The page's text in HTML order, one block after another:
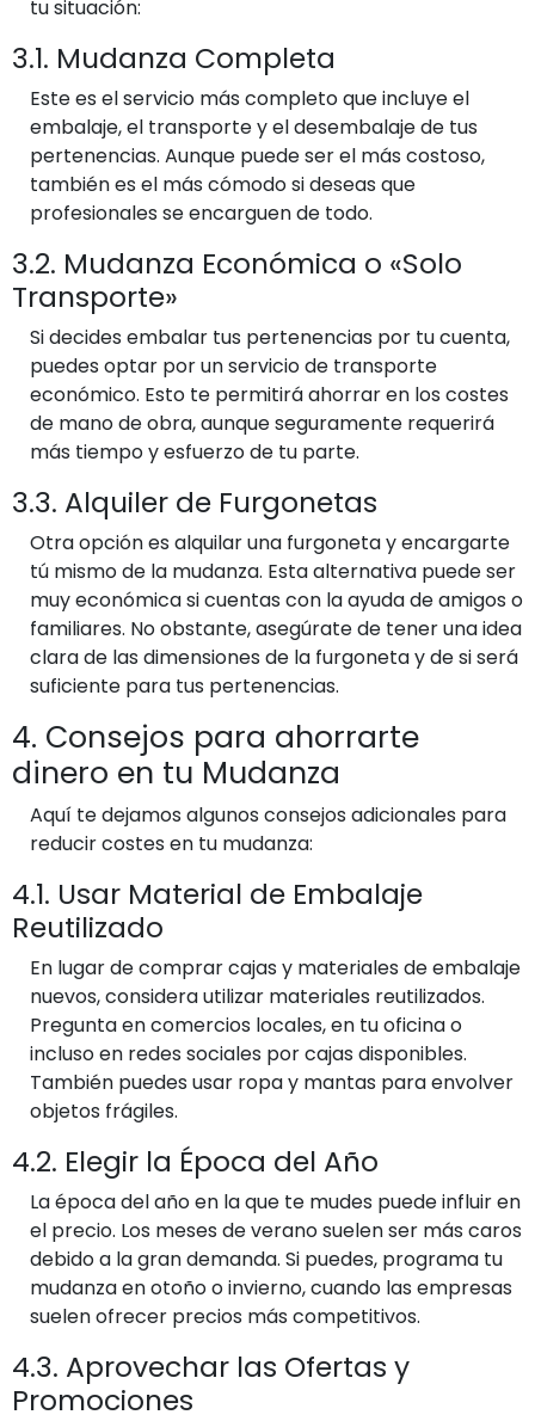
tu situación:
3.1. Mudanza Completa
Este es el servicio más completo que incluye el
embalaje, el transporte y el desembalaje de tus
pertenencias. Aunque puede ser el más costoso,
también es el más cómodo si deseas que
profesionales se encarguen de todo.
3.2. Mudanza Económica o «Solo
Transporte»
Si decides embalar tus pertenencias por tu cuenta,
puedes optar por un servicio de transporte
económico. Esto te permitirá ahorrar en los costes
de mano de obra, aunque seguramente requerirá
más tiempo y esfuerzo de tu parte.
3.3. Alquiler de Furgonetas
Otra opción es alquilar una furgoneta y encargarte
tú mismo de la mudanza. Esta alternativa puede ser
muy económica si cuentas con la ayuda de amigos o
familiares. No obstante, asegúrate de tener una idea
clara de las dimensiones de la furgoneta y de si será
suficiente para tus pertenencias.
4. Consejos para ahorrarte
dinero en tu Mudanza
Aquí te dejamos algunos consejos adicionales para
reducir costes en tu mudanza:
4.1. Usar Material de Embalaje
Reutilizado
En lugar de comprar cajas y materiales de embalaje
nuevos, considera utilizar materiales reutilizados.
Pregunta en comercios locales, en tu oficina o
incluso en redes sociales por cajas disponibles.
También puedes usar ropa y mantas para envolver
objetos frágiles.
4.2. Elegir la Época del Año
La época del año en la que te mudes puede influir en
el precio. Los meses de verano suelen ser más caros
debido a la gran demanda. Si puedes, programa tu
mudanza en otoño o invierno, cuando las empresas
suelen ofrecer precios más competitivos.
4.3. Aprovechar las Ofertas y
Promociones